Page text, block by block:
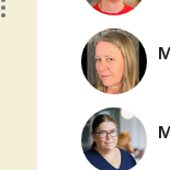
Visa/dölj inställningar